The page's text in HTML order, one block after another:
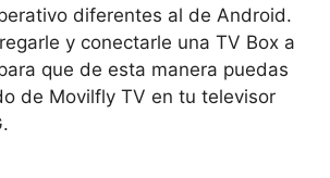
diferentes al de Android.
y conectarle una TV Box a
que de esta manera puedas
de Movilfly TV en tu televisor